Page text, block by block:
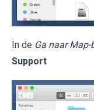
In de Ga naar Map-
Support